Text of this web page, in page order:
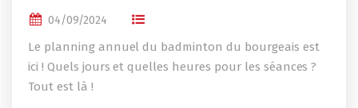
04/09/2024
Le planning annuel du badminton du bourgeais est
ici ! Quels jours et quelles heures pour les séances ?
Tout est là !